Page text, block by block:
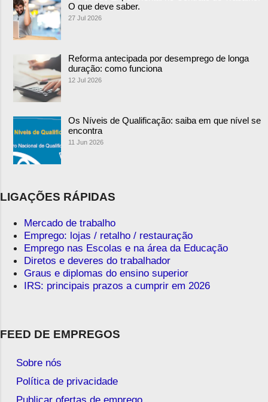
O que deve saber.
27 Jul 2026
Reforma antecipada por desemprego de longa
duração: como funciona
12 Jul 2026
Os Níveis de Qualificação: saiba em que nível se
encontra
11 Jun 2026
LIGAÇÕES RÁPIDAS
Mercado de trabalho
Emprego: lojas / retalho / restauração
Emprego nas Escolas e na área da Educação
Diretos e deveres do trabalhador
Graus e diplomas do ensino superior
IRS: principais prazos a cumprir em 2026
FEED DE EMPREGOS
Sobre nós
Política de privacidade